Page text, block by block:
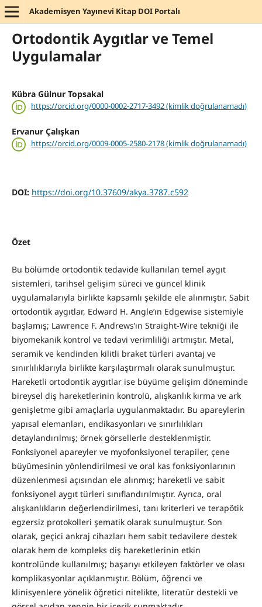
Akademisyen Yayınevi Kitap DOI Portalı
Ortodontik Aygıtlar ve Temel
Uygulamalar
Kübra Gülnur Topsakal
https://orcid.org/0000-0002-2717-3492 (kimlik doğrulanamadı)
Ervanur Çalışkan
https://orcid.org/0009-0005-2580-2178 (kimlik doğrulanamadı)
DOI: https://doi.org/10.37609/akya.3787.c592
Özet
Bu bölümde ortodontik tedavide kullanılan temel aygıt
sistemleri, tarihsel gelişim süreci ve güncel klinik
uygulamalarıyla birlikte kapsamlı şekilde ele alınmıştır. Sabit
ortodontik aygıtlar, Edward H. Angle’ın Edgewise sistemiyle
başlamış; Lawrence F. Andrews’ın Straight-Wire tekniği ile
biyomekanik kontrol ve tedavi verimliliği artmıştır. Metal,
seramik ve kendinden kilitli braket türleri avantaj ve
sınırlılıklarıyla birlikte karşılaştırmalı olarak sunulmuştur.
Hareketli ortodontik aygıtlar ise büyüme gelişim döneminde
bireysel diş hareketlerinin kontrolü, alışkanlık kırma ve ark
genişletme gibi amaçlarla uygulanmaktadır. Bu apareylerin
yapısal elemanları, endikasyonları ve sınırlılıkları
detaylandırılmış; örnek görsellerle desteklenmiştir.
Fonksiyonel apareyler ve myofonksiyonel terapiler, çene
büyümesinin yönlendirilmesi ve oral kas fonksiyonlarının
düzenlenmesi açısından ele alınmış; hareketli ve sabit
fonksiyonel aygıt türleri sınıflandırılmıştır. Ayrıca, oral
alışkanlıkların değerlendirilmesi, tanı kriterleri ve terapötik
egzersiz protokolleri şematik olarak sunulmuştur. Son
olarak, geçici ankraj cihazları hem sabit tedavilere destek
olarak hem de kompleks diş hareketlerinin etkin
kontrolünde kullanılmış; başarıyı etkileyen faktörler ve olası
komplikasyonlar açıklanmıştır. Bölüm, öğrenci ve
klinisyenlere yönelik öğretici nitelikte, literatür destekli ve